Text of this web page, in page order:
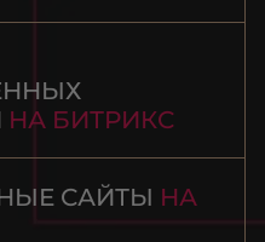
НА БИТРИКС
САЙТЫ НА